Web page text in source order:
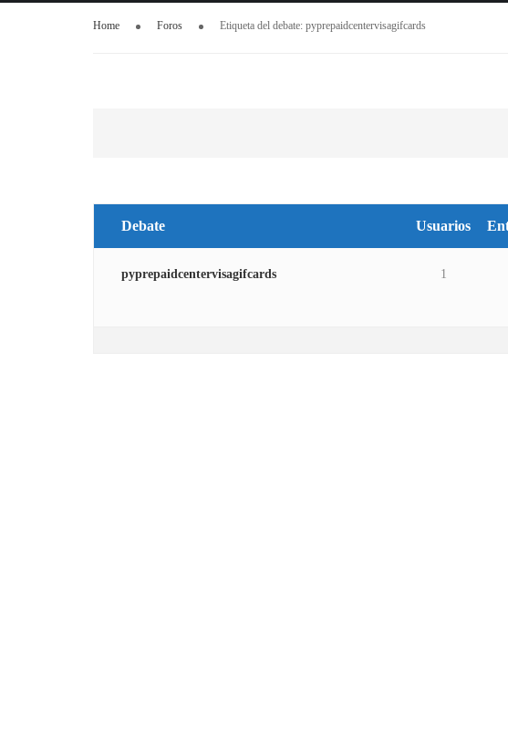
Home Foros Etiqueta del debate: pyprepaidcentervisagifcards
Debate Usuarios
pyprepaidcentervisagifcards 1